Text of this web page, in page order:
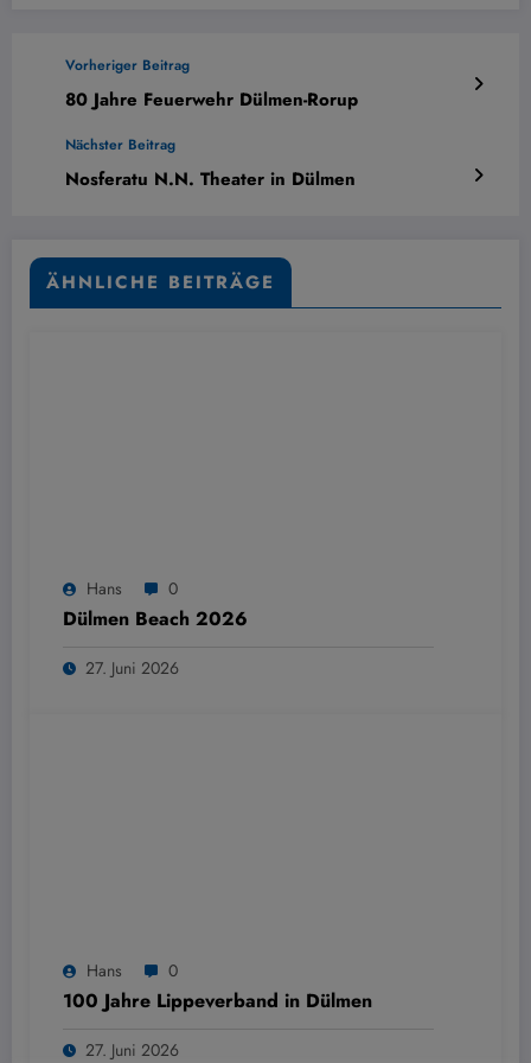
Vorheriger Beitrag
80 Jahre Feuerwehr Dülmen-Rorup
Nächster Beitrag
Nosferatu N.N. Theater in Dülmen
ÄHNLICHE BEITRÄGE
Hans 0
Dülmen Beach 2026
27. Juni 2026
Hans 0
100 Jahre Lippeverband in Dülmen
27. Juni 2026